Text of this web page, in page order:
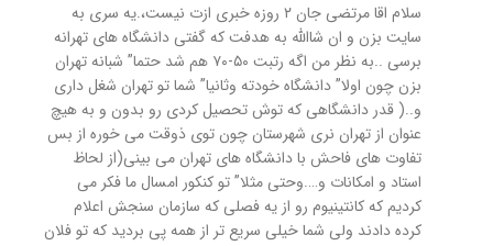
سلام اقا مرتضی جان ۲ روزه خبری ازت نیست،.یه سری به
سایت بزن و ان شاالله به هدفت که گفتی دانشگاه های تهرانه
برسی ..به نظر من اگه رتبت ۵۰-۷۰ هم شد حتما” شبانه تهران
بزن چون اولا” دانشگاه خودته وثانیا” شما تو تهران شغل داری
و..( قدر دانشگاهی که توش تحصیل کردی رو بدون و به هیچ
عنوان از تهران نری شهرستان چون توی ذوقت می خوره از بس
تفاوت های فاحش با دانشگاه های تهران می بینی(از لحاظ
استاد و امکانات و….وحتی مثلا” تو کنکور امسال ما فکر می
کردیم که کانتینیوم رو از یه فصلی که سازمان سنجش اعلام
کرده دادند ولی شما خیلی سریع تر از همه پی بردید که تو فلان